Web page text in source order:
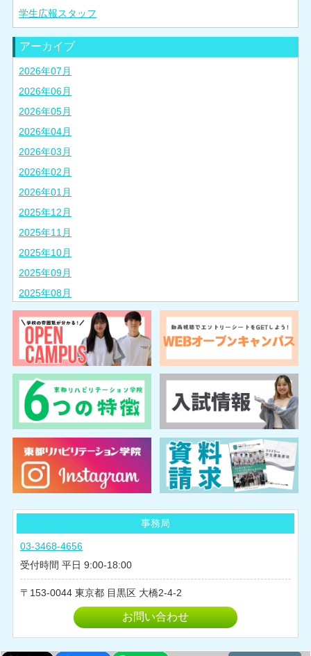
学生広報スタッフ
アーカイブ
2026年07月
2026年06月
2026年05月
2026年04月
2026年03月
2026年02月
2026年01月
2025年12月
2025年11月
2025年10月
2025年09月
2025年08月
2025年07月
2025年06月
2025年05月
2025年04月
2025年03月
2025年02月
2024年08月
2024年07月
2024年06月
2024年05月
2024年04月
2024年03月
2024年01月
2023年11月
事務局
03-3468-4656
受付時間 平日 9:00-18:00
153-0044 東京都 目黒区 大橋2-4-2
お問い合わせ